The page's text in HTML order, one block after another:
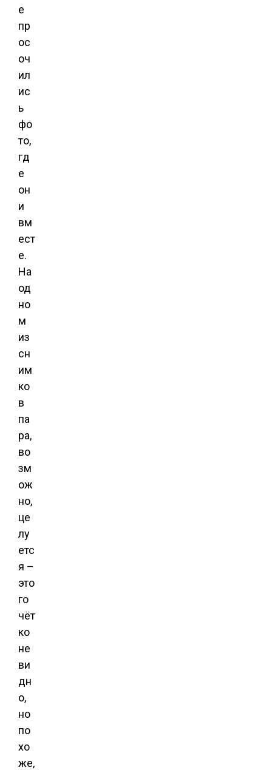
е
пр
ос
оч
ил
ис
ь
фо
то,
гд
е
он
и
вм
ест
е.
На
од
но
м
из
сн
им
ко
в
па
ра,
во
зм
ож
но,
це
лу
етс
я –
это
го
чёт
ко
не
ви
дн
о,
но
по
хо
же,